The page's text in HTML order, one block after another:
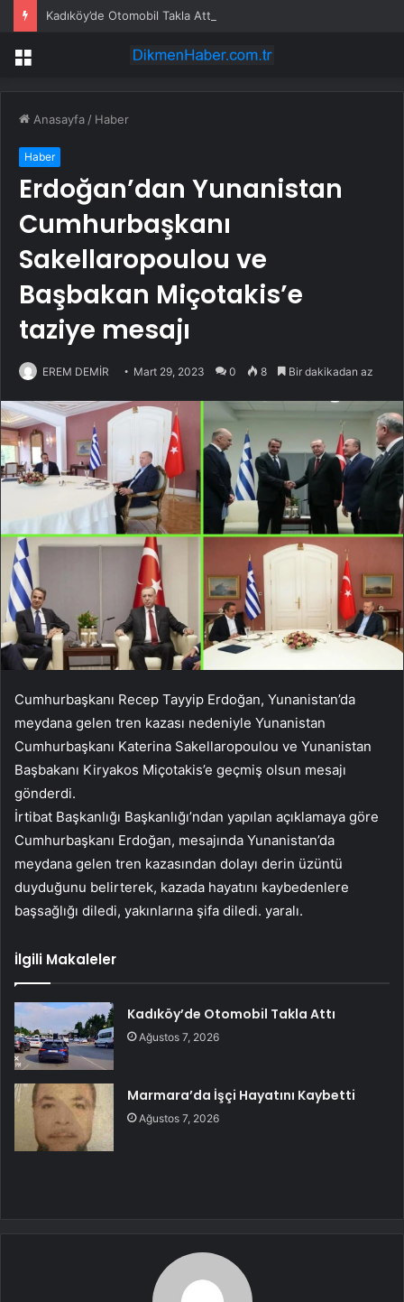
Kadıköy’de Otomobil Takla Attı
Menü
Anasayfa / Haber
Haber
Erdoğan’dan Yunanistan
Cumhurbaşkanı
Sakellaropoulou ve
Başbakan Miçotakis’e
taziye mesajı
EREM DEMİR Mart 29, 2023 0 8 Bir dakikadan az
Cumhurbaşkanı Recep Tayyip Erdoğan, Yunanistan’da
meydana gelen tren kazası nedeniyle Yunanistan
Cumhurbaşkanı Katerina Sakellaropoulou ve Yunanistan
Başbakanı Kiryakos Miçotakis’e geçmiş olsun mesajı
gönderdi.
İrtibat Başkanlığı Başkanlığı’ndan yapılan açıklamaya göre
Cumhurbaşkanı Erdoğan, mesajında ​​Yunanistan’da
meydana gelen tren kazasından dolayı derin üzüntü
duyduğunu belirterek, kazada hayatını kaybedenlere
başsağlığı diledi, yakınlarına şifa diledi. yaralı.
İlgili Makaleler
Kadıköy’de Otomobil Takla Attı
Ağustos 7, 2026
Marmara’da İşçi Hayatını Kaybetti
Ağustos 7, 2026